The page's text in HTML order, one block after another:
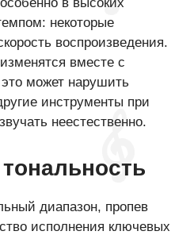
некоторые
воспроизведения.
вместе с
может нарушить
инструменты при
неестественно.
диапазон, пропев
исполнения ключевых